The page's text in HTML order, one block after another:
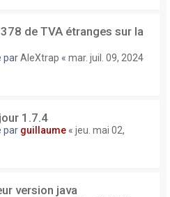
de TVA étranges sur la
parAleXtrap « mar. juil. 09, 2024
1.7.4
par guillaume « jeu. mai 02,
version java